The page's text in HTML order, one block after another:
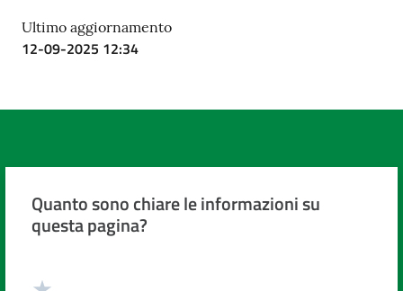
Ultimo aggiornamento
12-09-2025 12:34
Quanto sono chiare le informazioni su
questa pagina?